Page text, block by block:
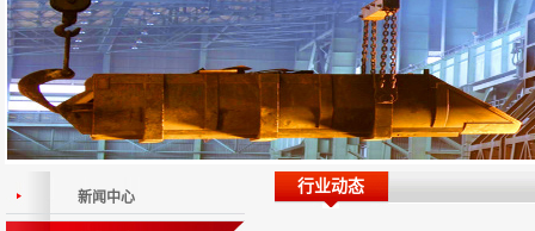
新闻中心
行业动态